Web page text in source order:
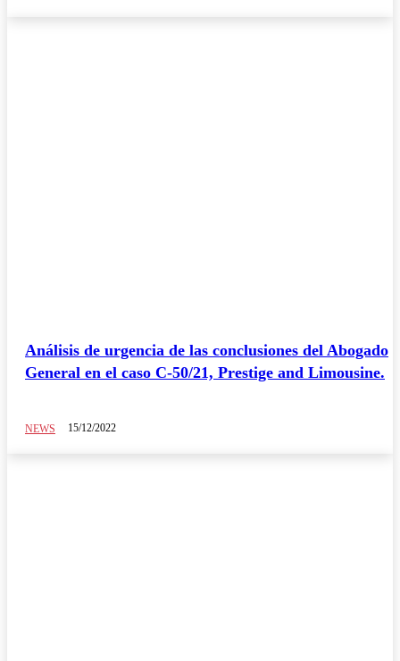
Análisis de urgencia de las conclusiones del Abogado
General en el caso C-50/21, Prestige and Limousine.
NEWS 15/12/2022